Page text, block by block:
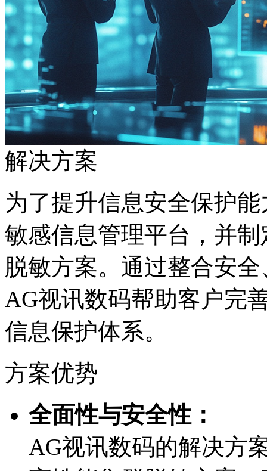
解决方案
为了提升信息安全保护
敏感信息管理平台，并
脱敏方案。通过整合安
AG视讯数码帮助客户完
信息保护体系。
方案优势
全面性与安全性：
AG视讯数码的解决方